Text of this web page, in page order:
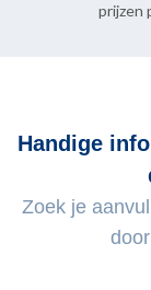
prijzen
Handige
Zoek je